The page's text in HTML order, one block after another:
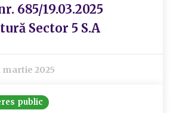
685/19.03.2025
Sector 5 S.A
martie 2025
public